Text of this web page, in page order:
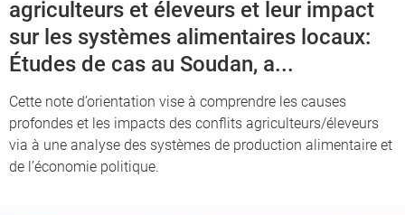
agriculteurs et éleveurs et leur impact
sur les systèmes alimentaires locaux:
Études de cas au Soudan, a...
Cette note d’orientation vise à comprendre les causes
profondes et les impacts des conflits agriculteurs/éleveurs
via à une analyse des systèmes de production alimentaire et
de l’économie politique.